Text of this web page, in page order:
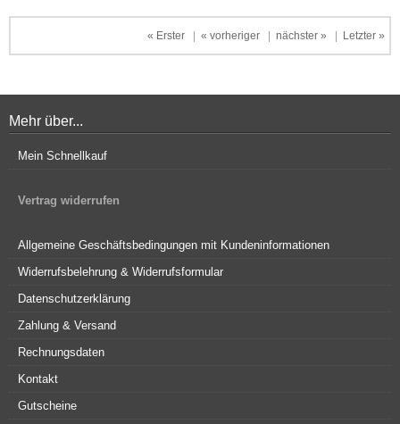
« Erster « vorheriger nächster » Letzter »
Mehr über...
Mein Schnellkauf
Vertrag widerrufen
Allgemeine Geschäftsbedingungen mit Kundeninformationen
Widerrufsbelehrung & Widerrufsformular
Datenschutzerklärung
Zahlung & Versand
Rechnungsdaten
Kontakt
Gutscheine